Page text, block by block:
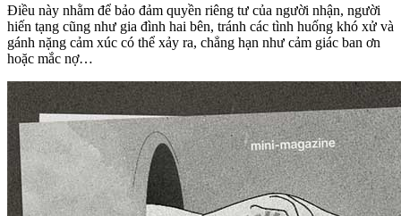
Điều này nhằm để bảo đảm quyền riêng tư của người nhận, người
hiến tạng cũng như gia đình hai bên, tránh các tình huống khó xử và
gánh nặng cảm xúc có thể xảy ra, chẳng hạn như cảm giác ban ơn
hoặc mắc nợ…